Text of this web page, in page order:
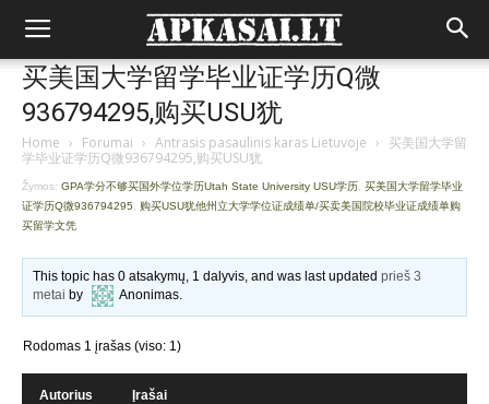
买美国大学留学毕业证学历Q微
936794295,购买USU犹
Home › Forumai › Antrasis pasaulinis karas Lietuvoje › 买美国大学留
学毕业证学历Q微936794295,购买USU犹
Žymos: GPA学分不够买国外学位学历Utah State University USU学历 买美国大学留学毕业
证学历Q微936794295
购买USU犹他州立大学学位证成绩单/买卖美国院校毕业证成绩单购
买留学文凭
This topic has 0 atsakymų, 1 dalyvis, and was last updatedprieš 3
metai by Anonimas.
Rodomas 1 įrašas (viso: 1)
Autorius Įrašai